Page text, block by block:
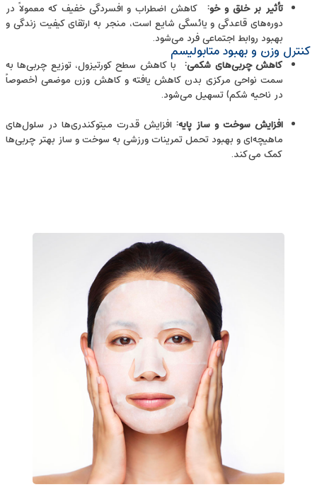
تأثیر بر خلق ‌و خو: کاهش اضطراب و افسردگی خفیف که معمولاً در
دوره‌های قاعدگی و یائسگی شایع است، منجر به ارتقای کیفیت زندگی و
بهبود روابط اجتماعی فرد می‌شود.
کنترل وزن و بهبود متابولیسم
کاهش چربی‌های شکمی: با کاهش سطح کورتیزول، توزیع چربی‌ها به
سمت نواحی مرکزی بدن کاهش یافته و کاهش وزن موضعی (خصوصاً
در ناحیه شکم) تسهیل می‌شود.
افزایش سوخت ‌و ساز پایه: افزایش قدرت میتوکندری‌ها در سلول‌های
ماهیچه‌ای و بهبود تحمل تمرینات ورزشی به سوخت ‌و ساز بهتر چربی‌ها
کمک می‌کند.